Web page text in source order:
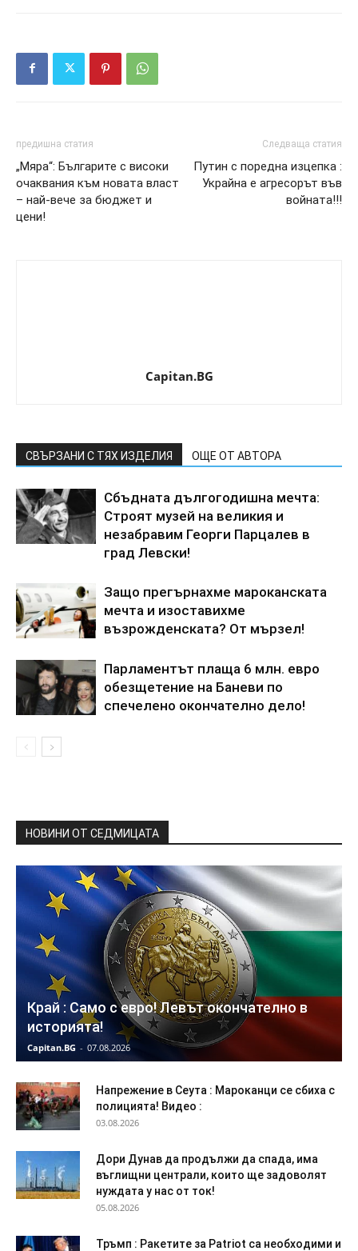
предишна статия
„Мяра“: Българите с високи
очаквания към новата власт
– най-вече за бюджет и
цени!
Следваща статия
Путин с поредна изцепка :
Украйна е агресорът във
войната!!!
Capitan.BG
СВЪРЗАНИ С ТЯХ ИЗДЕЛИЯ ОЩЕ ОТ АВТОРА
Сбъдната дългогодишна мечта:
Строят музей на великия и
незабравим Георги Парцалев в
град Левски!
Защо прегърнахме мароканската
мечта и изоставихме
възрожденската? От мързел!
Парламентът плаща 6 млн. евро
обезщетение на Баневи по
спечелено окончателно дело!
НОВИНИ ОТ СЕДМИЦАТА
Край : Само с евро! Левът окончателно в
историята!
Capitan.BG - 07.08.2026
Напрежение в Сеута : Мароканци се сбиха с
полицията! Видео :
03.08.2026
Дори Дунав да продължи да спада, има
въглищни централи, които ще задоволят
нуждата у нас от ток!
05.08.2026
Тръмп : Ракетите за Patriot са необходими и